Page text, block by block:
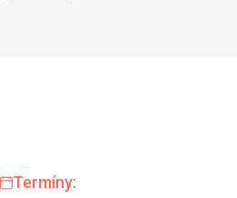
Termíny: